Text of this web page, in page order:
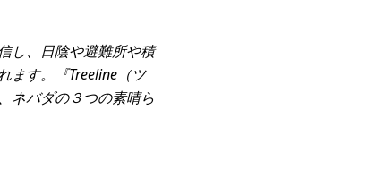
し、日陰や避難所や積
ます。『Treeline（ツ
ネバダの３つの素晴ら